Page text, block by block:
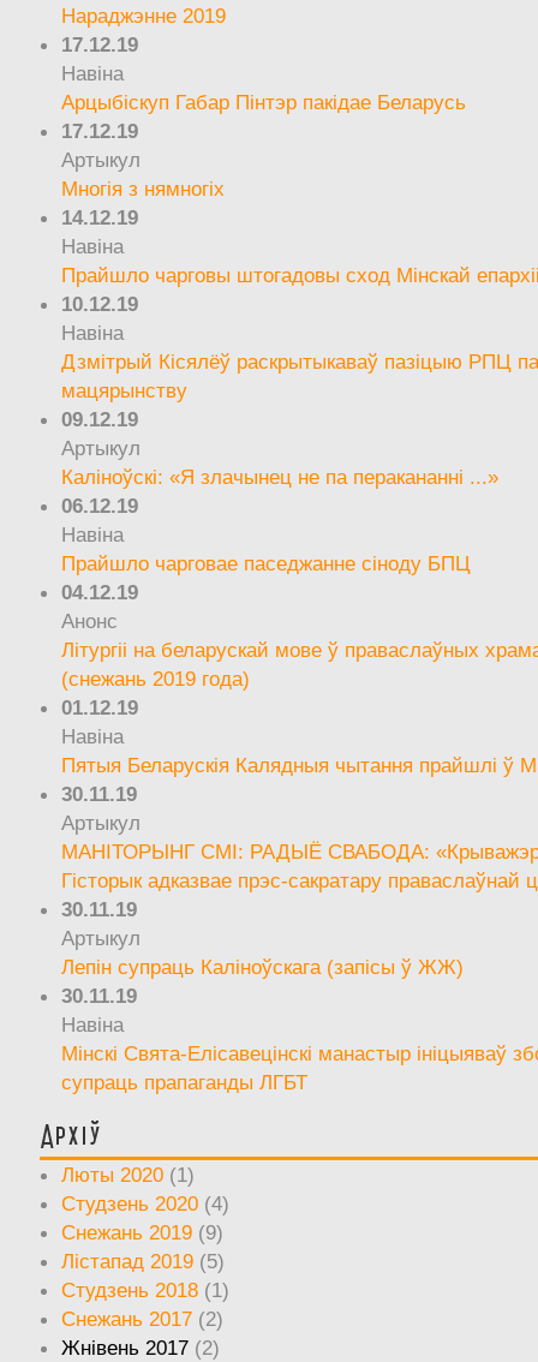
Нараджэнне 2019
17.12.19
Навіна
Арцыбіскуп Габар Пінтэр пакідае Беларусь
17.12.19
Артыкул
Многія з нямногіх
14.12.19
Навіна
Прайшло чарговы штогадовы сход Мінскай
10.12.19
Навіна
Дзмітрый Кісялёў раскрытыкаваў пазіцыю РПЦ
мацярынству
09.12.19
Артыкул
Каліноўскі: «Я злачынец не па перакананні ...»
06.12.19
Навіна
Прайшло чарговае паседжанне сіноду БПЦ
04.12.19
Анонс
Літургіі на беларускай мове ў праваслаўных
(снежань 2019 года)
01.12.19
Навіна
Пятыя Беларускія Калядныя чытання прайшлі ў
30.11.19
Артыкул
МАНІТОРЫНГ СМІ: РАДЫЁ СВАБОДА:
Гісторык адказвае прэс-сакратару праваслаўнай
30.11.19
Артыкул
Лепін супраць Каліноўскага (запісы ў ЖЖ)
30.11.19
Навіна
Мінскі Свята-Елісавецінскі манастыр ініцыяваў
супраць прапаганды ЛГБТ
Архіў
Люты 2020 (1)
Студзень 2020 (4)
Снежань 2019 (9)
Лістапад 2019 (5)
Студзень 2018 (1)
Снежань 2017 (2)
Жнівень 2017 (2)